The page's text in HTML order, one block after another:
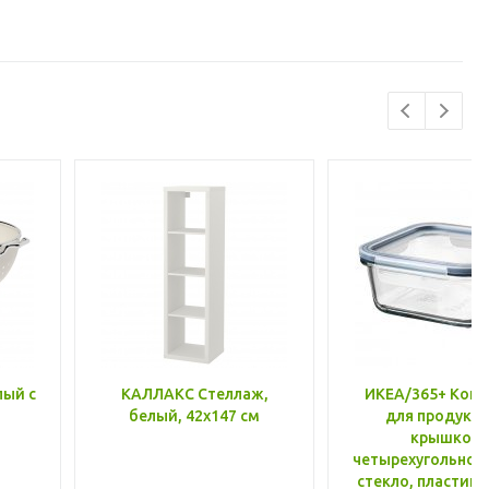
с
КАЛЛАКС Стеллаж,
белый, 42x147 см
ИКЕА/365+
для
крышкой,
стекло, пластик